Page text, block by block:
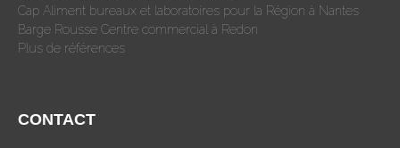
Cap Aliment bureaux et laboratoires pour la Région à Nantes
Barge Rousse Centre commercial à Redon
Plus de références
CONTACT